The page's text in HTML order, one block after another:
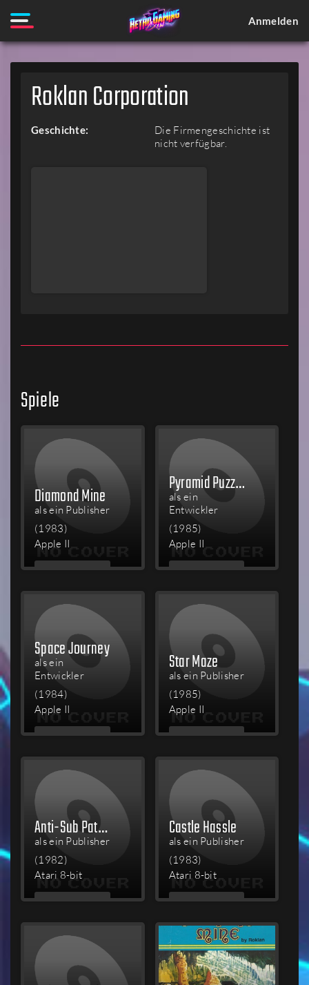
Anmelden
Roklan Corporation
Geschichte:
Die Firmengeschichte ist
nicht verfügbar.
Spiele
Diamond Mine
als ein Publisher
(1983)
Apple II
MEHR
Pyramid Puzzler
als ein
Entwickler
(1985)
Apple II
MEHR
Space Journey
als ein
Entwickler
(1984)
Apple II
MEHR
Star Maze
als ein Publisher
(1985)
Apple II
MEHR
Anti-Sub Patrol
als ein Publisher
(1982)
Atari 8-bit
MEHR
Castle Hassle
als ein Publisher
(1983)
Atari 8-bit
MEHR